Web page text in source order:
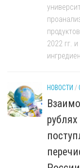
2022 гг.
НОВОСТИ /